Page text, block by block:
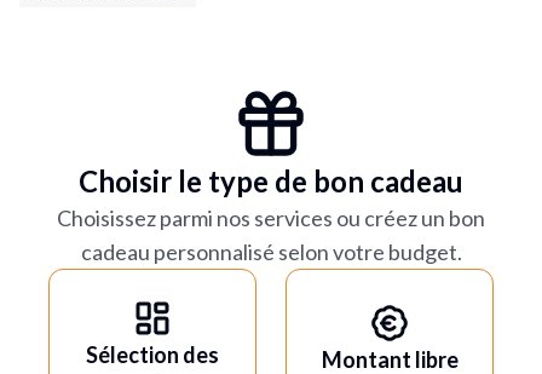
Choisir le type de bon cadeau
Choisissez parmi nos services ou créez un bon
cadeau personnalisé selon votre budget.
Sélection des
Montant libre